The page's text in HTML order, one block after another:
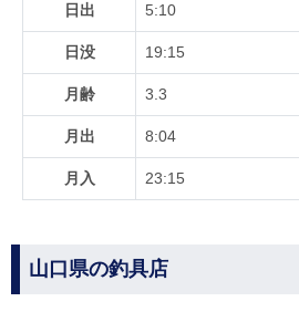
日出 5:10
日没 19:15
月齢 3.3
月出 8:04
月入 23:15
山口県の釣具店